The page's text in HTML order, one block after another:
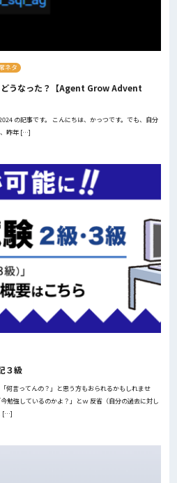
ネタ
うなった？【Agent Grow Advent
の記事です。 こんにちは、かっつです。でも、自分
、昨年 […]
３級
何言ってんの？」と思う方もおられるかもしれませ
勉強しているのかよ？」とｗ 反省（自分の過去に対し
[…]